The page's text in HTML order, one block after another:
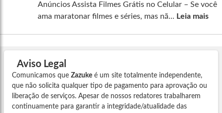
Anúncios Assista Filmes Grátis no Celular – Se você
ama maratonar filmes e séries, mas nã... Leia mais
Aviso Legal
Comunicamos que Zazuke é um site totalmente independente,
que não solicita qualquer tipo de pagamento para aprovação ou
liberação de serviços. Apesar de nossos redatores trabalharem
continuamente para garantir a integridade/atualidade das